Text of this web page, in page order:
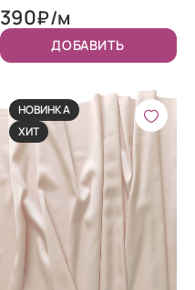
390₽/м
ДОБАВИТЬ
НОВИНКА
ХИТ